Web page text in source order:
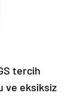
tercih
ve eksiksiz